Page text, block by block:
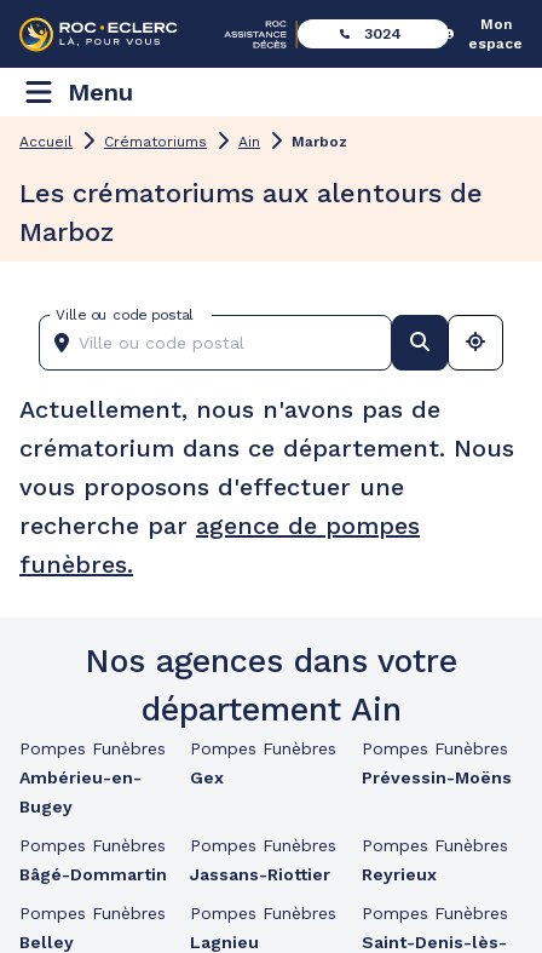
3024
Mon
espace
Menu
Accueil Crématoriums Ain Marboz
Les crématoriums aux alentours de
Marboz
Ville ou code postal
Actuellement, nous n'avons pas de
crématorium dans ce département. Nous
vous proposons d'effectuer une
recherche par agence de pompes
funèbres.
Nos agences dans votre
département Ain
Pompes Funèbres
Ambérieu-en-
Bugey
Pompes Funèbres
Bâgé-Dommartin
Pompes Funèbres
Belley
Pompes Funèbres
Gex
Pompes Funèbres
Jassans-Riottier
Pompes Funèbres
Lagnieu
Pompes Funèbres
Prévessin-Moëns
Pompes Funèbres
Reyrieux
Pompes Funèbres
Saint-Denis-lès-